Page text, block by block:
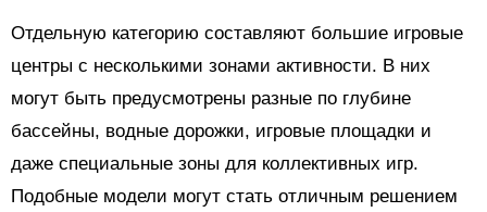
Отдельную категорию составляют большие игровые
центры с несколькими зонами активности. В них
могут быть предусмотрены разные по глубине
бассейны, водные дорожки, игровые площадки и
даже специальные зоны для коллективных игр.
Подобные модели могут стать отличным решением